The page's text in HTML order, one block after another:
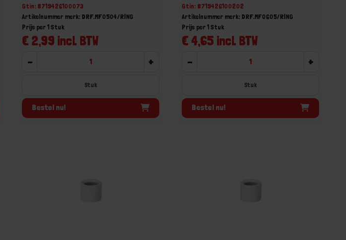
Gtin: 8719426100073
Artikelnummer merk: DRF.MF0504/RING
€ 2,99 incl. BTW
Prijs per 1 Stuk
- +
Stuk
Bestel nu!
Gtin: 8719426100202
Artikelnummer merk: DRF.MF0605/RING
€ 4,65 incl. BTW
Prijs per 1 Stuk
- +
Stuk
Bestel nu!